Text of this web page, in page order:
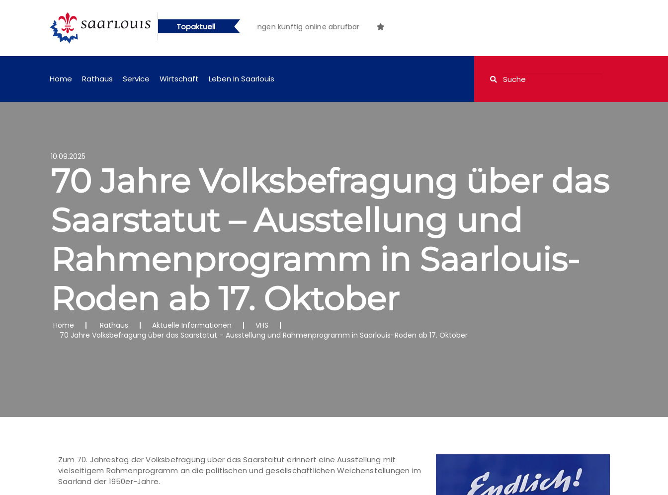
Topaktuell
künftig online abrufbar Öffentliche Bekanntmachungen künftig online abrufbar
Home Rathaus Service Wirtschaft Leben In Saarlouis
10.09.2025
70 Jahre Volksbefragung über das
Saarstatut – Ausstellung und
Rahmenprogramm in Saarlouis-
Roden ab 17. Oktober
Home Rathaus Aktuelle Informationen
VHS
70 Jahre Volksbefragung über das Saarstatut – Ausstellung und Rahmenprogramm in Saarlouis-Roden ab 17. Oktober
Zum 70. Jahrestag der Volksbefragung über das Saarstatut erinnert eine Ausstellung mit
vielseitigem Rahmenprogramm an die politischen und gesellschaftlichen Weichenstellungen im
Saarland der 1950er-Jahre.